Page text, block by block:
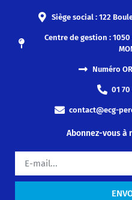
Siège social : 122
Centre de gestion : 1050
Numéro
01 70
contact@ecg-
Abonnez-vous